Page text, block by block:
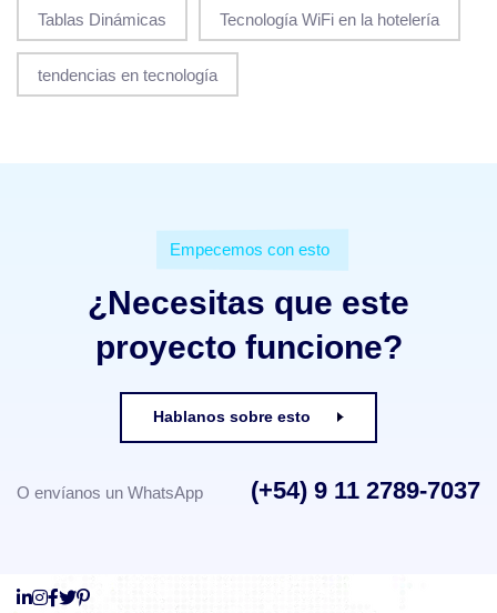
Tablas Dinámicas Tecnología WiFi en la hotelería
tendencias en tecnología
Empecemos con esto
¿Necesitas que este
proyecto funcione?
Hablanos sobre esto
O envíanos un WhatsApp (+54) 9 11 2789-7037